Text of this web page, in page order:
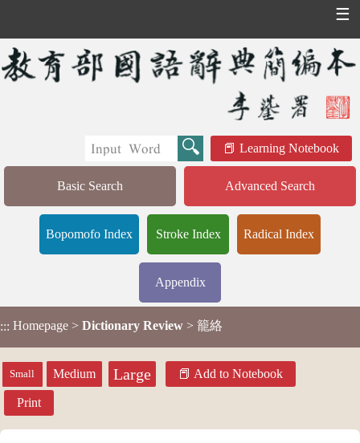
☰
Learning Notebook
Basic Search Advanced Search
Bopomofo Index Stroke Index Radical Index
Appendix
::: Homepage > Dictionary Review > 籠絡
Small Medium Large Add to Notebook
Print